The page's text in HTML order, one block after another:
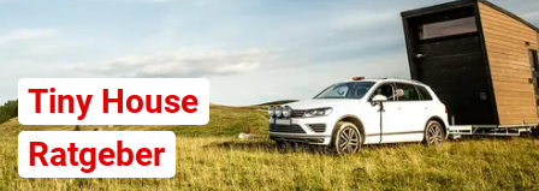
Tiny House
Ratgeber